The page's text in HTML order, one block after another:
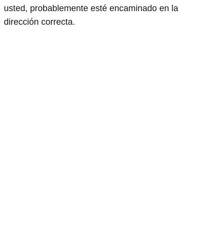
usted, probablemente esté encaminado en la
dirección correcta.